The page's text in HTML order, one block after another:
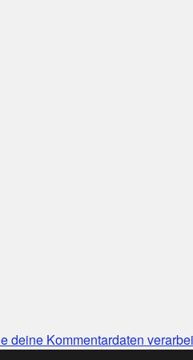
deine Kommentardaten